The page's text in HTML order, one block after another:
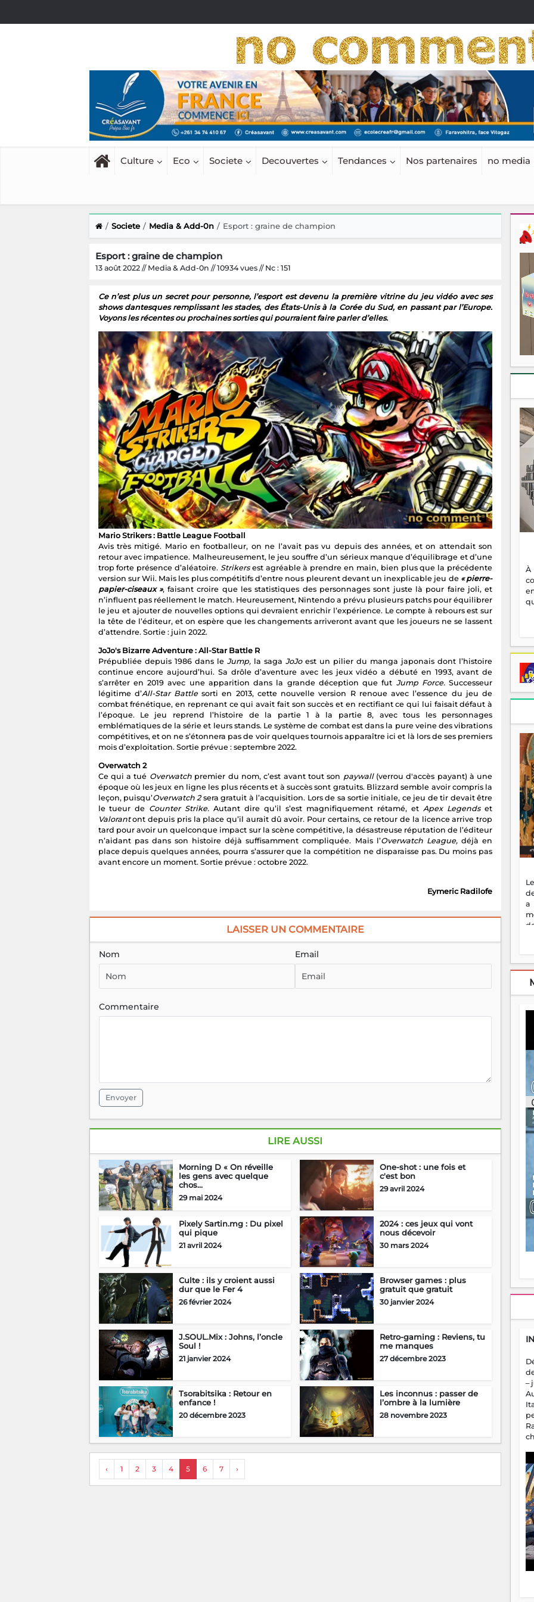
Culture Eco Societe Decouvertes Tendances Nos partenaires no media
Societe Media & Add-0n Esport : graine de champion
Esport : graine de champion
13 août 2022 // Media & Add-0n // 10934 vues // Nc : 151
Ce n’est plus un secret pour personne, l’esport est devenu la première vitrine du jeu vidéo avec ses
shows dantesques remplissant les stades, des États-Unis à la Corée du Sud, en passant par l’Europe.
Voyons les récentes ou prochaines sorties qui pourraient faire parler d’elles.
Mario Strikers : Battle League Football
Avis très mitigé. Mario en footballeur, on ne l’avait pas vu depuis des années, et on attendait son
retour avec impatience. Malheureusement, le jeu souffre d’un sérieux manque d’équilibrage et d’une
trop forte présence d’aléatoire. Strikers est agréable à prendre en main, bien plus que la précédente
version sur Wii. Mais les plus compétitifs d’entre nous pleurent devant un inexplicable jeu de « pierre-
papier-ciseaux », faisant croire que les statistiques des personnages sont juste là pour faire joli, et
n’influent pas réellement le match. Heureusement, Nintendo a prévu plusieurs patchs pour équilibrer
le jeu et ajouter de nouvelles options qui devraient enrichir l’expérience. Le compte à rebours est sur
la tête de l’éditeur, et on espère que les changements arriveront avant que les joueurs ne se lassent
d’attendre. Sortie : juin 2022.
JoJo's Bizarre Adventure : All-Star Battle R
Prépubliée depuis 1986 dans le Jump,la saga JoJo est un pilier du manga japonais dont l’histoire
continue encore aujourd’hui. Sa drôle d’aventure avec les jeux vidéo a débuté en 1993, avant de
s’arrêter en 2019 avec une apparition dans la grande déception que fut Jump Force.Successeur
légitime d’All-Star Battlesorti en 2013, cette nouvelle version R renoue avec l’essence du jeu de
combat frénétique, en reprenant ce qui avait fait son succès et en rectifiant ce qui lui faisait défaut à
l’époque. Le jeu reprend l’histoire de la partie 1 à la partie 8, avec tous les personnages
emblématiques de la série et leurs stands. Le système de combat est dans la pure veine des vibrations
compétitives, et on ne s’étonnera pas de voir quelques tournois apparaître ici et là lors de ses premiers
mois d’exploitation. Sortie prévue : septembre 2022.
Overwatch 2
Ce qui a tué Overwatchpremier du nom, c’est avant tout son paywall(verrou d'accès payant) à une
époque où les jeux en ligne les plus récents et à succès sont gratuits. Blizzard semble avoir compris la
leçon, puisqu’Overwatch 2 sera gratuit à l’acquisition. Lors de sa sortie initiale, ce jeu de tir devait être
le tueur de Counter Strike. Autant dire qu’il s’est magnifiquement rétamé, etApex Legendset
Valorantont depuis pris la place qu’il aurait dû avoir. Pour certains, ce retour de la licence arrive trop
tard pour avoir un quelconque impact sur la scène compétitive, la désastreuse réputation de l’éditeur
n’aidant pas dans son histoire déjà suffisamment compliquée. Mais l’Overwatch League,déjà en
place depuis quelques années, pourra s’assurer que la compétition ne disparaisse pas. Du moins pas
avant encore un moment. Sortie prévue : octobre 2022.
Eymeric Radilofe
LAISSER UN COMMENTAIRE
Nom Email
Commentaire
Envoyer
LIRE AUSSI
Morning D « On réveille
les gens avec quelque
chos...
29 mai 2024
One-shot : une fois et
c'est bon
29 avril 2024
Pixely Sartin.mg : Du pixel
qui pique
21 avril 2024
2024 : ces jeux qui vont
nous décevoir
30 mars 2024
Culte : ils y croient aussi
dur que le Fer 4
26 février 2024
Browser games : plus
gratuit que gratuit
30 janvier 2024
J.SOUL.Mix : Johns, l’oncle
Soul !
21 janvier 2024
Retro-gaming : Reviens, tu
me manques
27 décembre 2023
Tsorabitsika : Retour en
enfance !
20 décembre 2023
Les inconnus : passer de
l’ombre à la lumière
28 novembre 2023
‹ 1 2 3 4 5 6 7 ›
a
–